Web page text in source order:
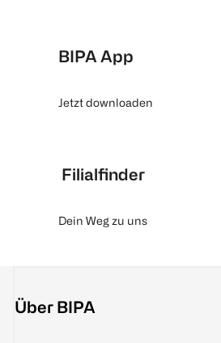
BIPA App
Jetzt downloaden
Filialfinder
Dein Weg zu uns
Über BIPA